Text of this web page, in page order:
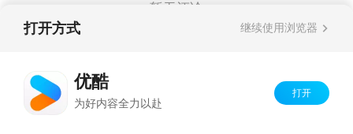
暂无评论
打开方式 继续使用浏览器
优酷
为好内容全力以赴
打开